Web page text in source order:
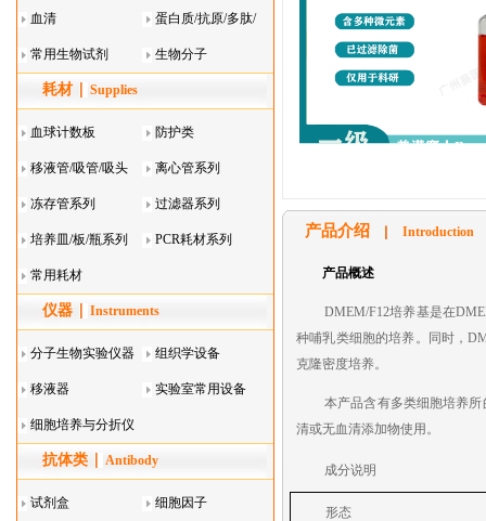
血清 蛋白质/抗原/多肽/
酶
常用生物试剂 生物分子
耗材 Supplies
血球计数板 防护类
移液管/吸管/吸头
系列
离心管系列
冻存管系列 过滤器系列
培养皿/板/瓶系列 PCR耗材系列
常用耗材
仪器 Instruments
分子生物实验仪器 组织学设备
移液器 实验室常用设备
细胞培养与分折仪
器叠
抗体类 Antibody
试剂盒 细胞因子
产品介绍 Introduction
产品概述
DMEM/F12培养基是在
种哺乳类细胞的培养。同时，
克隆密度培养。
本产品含有多类细胞培养
清或无血清添加物使用。
成分说明
形态